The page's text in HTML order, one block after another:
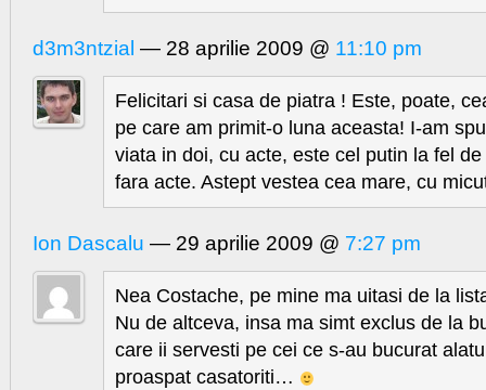
d3m3ntzial — 28 aprilie 2009 @ 11:10 pm
Felicitari si casa de piatra ! Este, poate,
pe care am primit-o luna aceasta! I-am
viata in doi, cu acte, este cel putin la fel
fara acte. Astept vestea cea mare, cu
Ion Dascalu — 29 aprilie 2009 @ 7:27 pm
Nea Costache, pe mine ma uitasi de la
Nu de altceva, insa ma simt exclus de la
care ii servesti pe cei ce s-au bucurat
proaspat casatoriti…